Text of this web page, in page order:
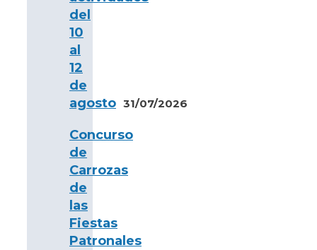
del
10
al
12
de
agosto 31/07/2026
Concurso
de
Carrozas
de
las
Fiestas
Patronales